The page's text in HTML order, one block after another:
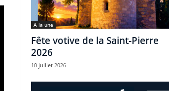
A la une
Fête votive de la Saint-Pierre
2026
10 juillet 2026